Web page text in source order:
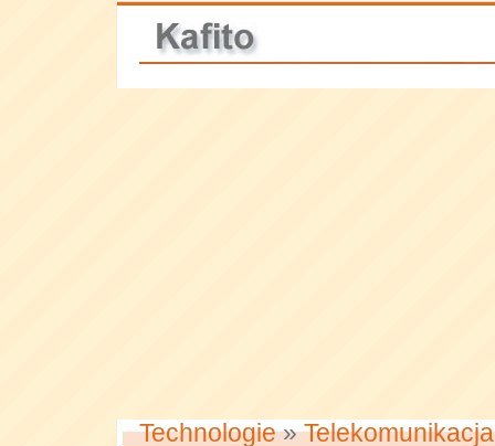
Technologie»Telekomunikacja